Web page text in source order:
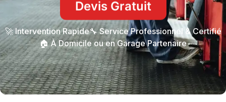
Devis Gratuit
🚀 Intervention Rapide🔧 Service Professionnel & Certifié
🏠 À Domicile ou en Garage Partenaire